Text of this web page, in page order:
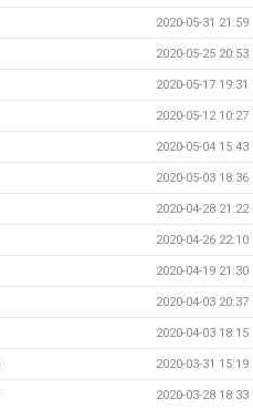
2020-05-31 21:59
2020-05-25 20:53
2020-05-17 19:31
2020-05-12 10:27
2020-05-04 15:43
2020-05-03 18:36
2020-04-28 21:22
2020-04-26 22:10
2020-04-19 21:30
2020-04-03 20:37
2020-04-03 18:15
2020-03-31 15:19
2020-03-28 18:33